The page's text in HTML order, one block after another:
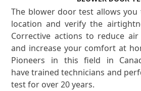
The blower door test allows
location and verify the
Corrective actions to reduce air
and increase your comfort at
Pioneers in this field in
have trained technicians and
test for over 20 years.